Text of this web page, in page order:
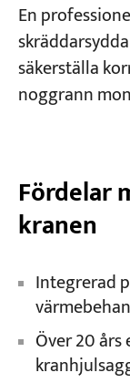
En
säkerställa
noggrann
Fördelar
kranen
Integrerad
Över 20